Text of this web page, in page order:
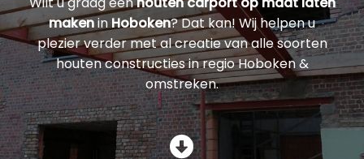
makeninHoboken? Dat kan! Wij helpen u
plezier verder met al creatie van alle soorten
houten constructies in regio Hoboken &
omstreken.